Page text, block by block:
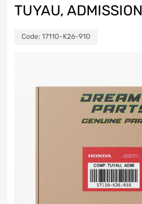
TUYAU, ADMISSION
Code: 17110-K26-910